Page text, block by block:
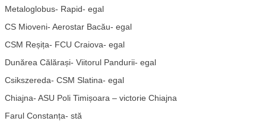
Metaloglobus- Rapid- egal
CS Mioveni- Aerostar Bacău- egal
CSM Reșița- FCU Craiova- egal
Dunărea Călărași- Viitorul Pandurii- egal
Csikszereda- CSM Slatina- egal
Chiajna- ASU Poli Timișoara – victorie Chiajna
Farul Constanța- stă